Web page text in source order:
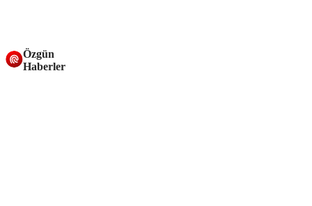
Özgün
Haberler